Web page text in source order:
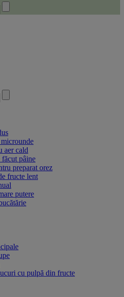
aer cald
pâine
preparat orez
fructe lent
putere
cu pulpă din fructe